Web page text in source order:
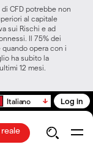
CFD potrebbe non
al capitale
sui Rischi e ad
Il 75% dei
opera con i
ha subito la
12 mesi.
Italiano Log in